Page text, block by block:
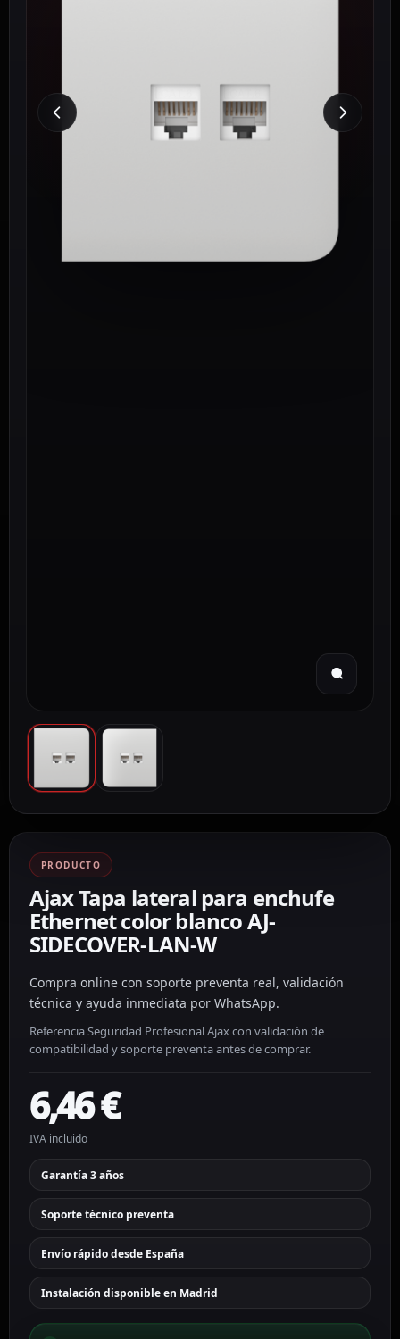
PRODUCTO
Ajax Tapa lateral para enchufe
Ethernet color blanco AJ-
SIDECOVER-LAN-W
Compra online con soporte preventa real, validación
técnica y ayuda inmediata por WhatsApp.
Referencia Seguridad Profesional Ajax con validación de
compatibilidad y soporte preventa antes de comprar.
6,46€
IVA incluido
Garantía 3 años
Soporte técnico preventa
Envío rápido desde España
Instalación disponible en Madrid